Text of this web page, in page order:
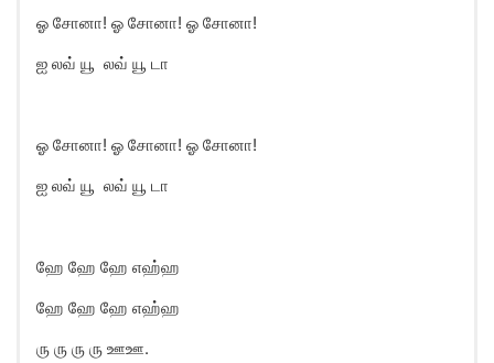
ஓ சோனா! ஓ சோனா! ஓ சோனா!
ஐ லவ் யூ லவ் யூ டா
ஓ சோனா! ஓ சோனா! ஓ சோனா!
ஐ லவ் யூ லவ் யூ டா
ஹே ஹே ஹே எஹ்ஹ
ஹே ஹே ஹே எஹ்ஹ
ரு ரு ரு ரு ஊஊ.